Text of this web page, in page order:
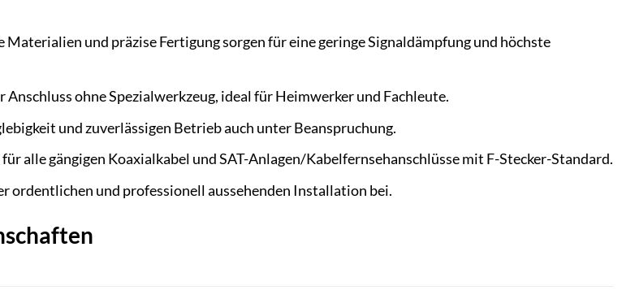
Materialien und präzise Fertigung sorgen für eine geringe Signal­dämpfung und höchste
ohne Spezialwerkzeug, ideal für Heimwerker und Fachleute.
und zuverlässigen Betrieb auch unter Beanspruchung.
alle gängigen Koaxialkabel und SAT-Anlagen/Kabelfernseh­anschlüsse mit F-Stecker-Standard.
ordentlichen und professionell aussehenden Installation bei.